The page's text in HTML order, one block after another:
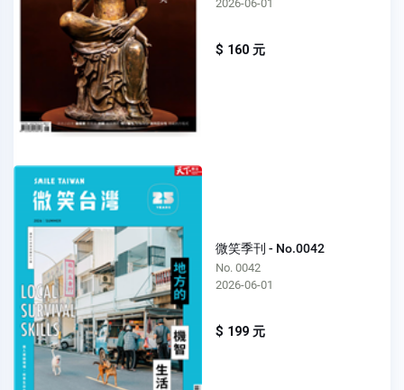
2026-06-01
$ 160 元
微笑季刊 - No.0042
No. 0042
2026-06-01
$ 199 元